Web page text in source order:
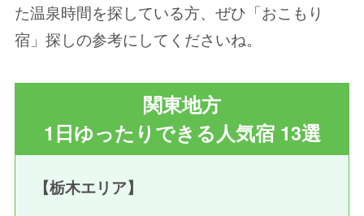
た温泉時間を探している方、ぜひ「おこもり
宿」探しの参考にしてくださいね。
関東地方
1日ゆったりできる人気宿 13選
【栃木エリア】